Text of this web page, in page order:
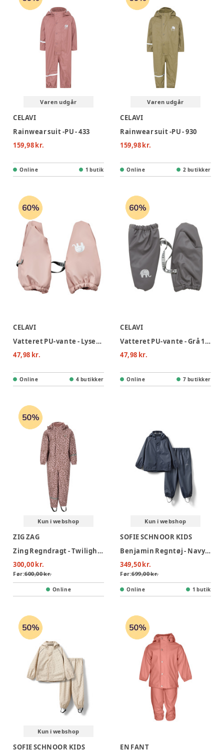
Varen udgår
CELAVI
Rainwear suit -PU - 433
159,98 kr.
Online 1 butik
Varen udgår
CELAVI
Rainwear suit -PU - 930
159,98 kr.
Online 2 butikker
CELAVI
Vatteret PU-vante - Lyserød 524
47,98 kr.
Online 4 butikker
CELAVI
Vatteret PU-vante - Grå 174
47,98 kr.
Online 7 butikker
Kun i webshop
ZIG ZAG
Zing Regndragt - Twilight Mauve
300,00 kr.
Før:600,00 kr.
Online
Kun i webshop
SOFIE SCHNOOR KIDS
Benjamin Regntøj - Navy Blue
349,50 kr.
Før:699,00 kr.
Online 1 butik
Kun i webshop
SOFIE SCHNOOR KIDS
EN FANT